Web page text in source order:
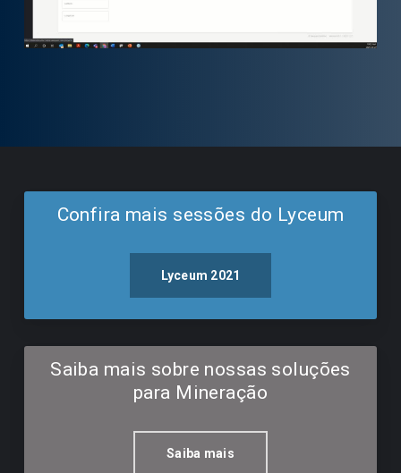
Confira mais sessões do Lyceum
Lyceum 2021
Saiba mais sobre nossas soluções
para Mineração
Saiba mais